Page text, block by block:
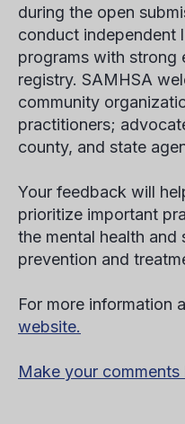
during the open
conduct independent
programs with strong
registry. SAMHSA
community
practitioners;
county, and state
Your feedback will
prioritize important
the mental health and
prevention and
For more information
website.
Make your comments